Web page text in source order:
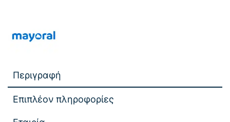
Περιγραφή
Επιπλέον πληροφορίες